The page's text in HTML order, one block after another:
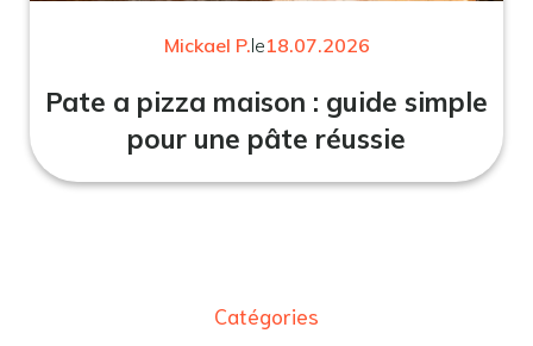
Mickael P.le18.07.2026
Pate a pizza maison : guide simple
pour une pâte réussie
Catégories